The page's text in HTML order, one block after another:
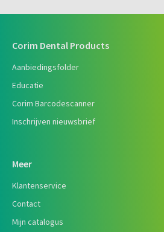
Corim Dental Products
Aanbiedingsfolder
Educatie
Corim Barcodescanner
Inschrijven nieuwsbrief
Meer
Klantenservice
Contact
Mijn catalogus